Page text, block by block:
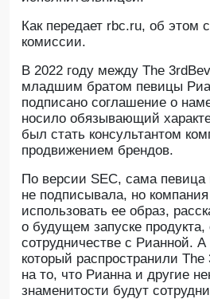
Как передает rbc.ru, об этом
комиссии.
В 2022 году между The
младшим братом певицы
подписано соглашение о
носило обязывающий
был стать консультантом
продвижением брендов.
По версии SEC, сама певица
не подписывала, но
использовать ее образ,
о будущем запуске продукта,
сотрудничестве с Рианной. А
который распространили
на то, что Рианна и другие
знаменитости будут